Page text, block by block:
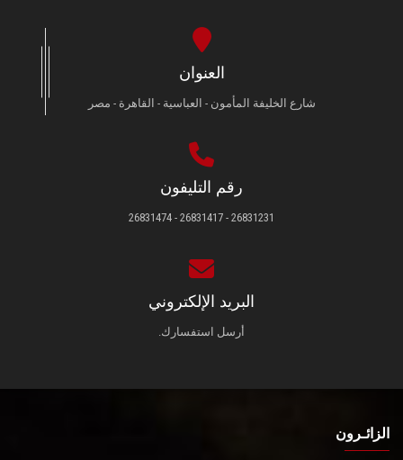
العنوان
شارع الخليفة المأمون - العباسية - القاهرة - مصر
رقم التليفون
26831231 - 26831417 - 26831474
البريد الإلكتروني
أرسل استفسارك.
الزائـرون